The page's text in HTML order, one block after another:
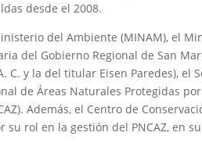
desde el 2008.
del Ambiente (MINAM), el
del Gobierno Regional de San
C. y la del titular Eisen Paredes), el
de Áreas Naturales Protegidas
Además, el Centro de
su rol en la gestión del PNCAZ, en